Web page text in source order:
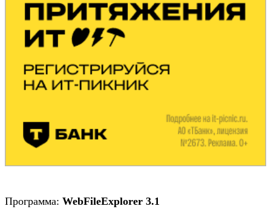
Программа: WebFileExplorer 3.1